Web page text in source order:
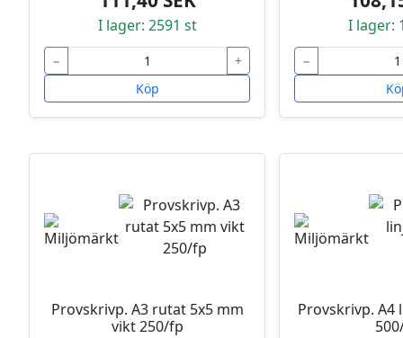
I lager: 2591 st
−
+
Köp
I lager:
−
Provskrivp. A3 rutat 5x5 mm
vikt 250/fp
Provskrivp. A4